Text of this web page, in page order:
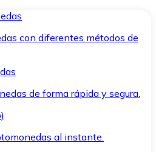
con diferentes métodos de
de forma rápida y segura.
al instante.